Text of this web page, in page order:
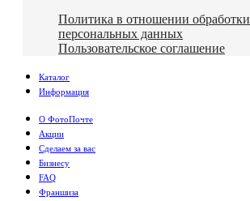
Политика в отношении обработки
персональных данных
Пользовательское соглашение
Каталог
Информация
О ФотоПочте
Акции
Сделаем за вас
Бизнесу
FAQ
Франшиза